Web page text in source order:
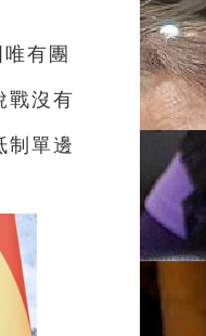
有團
戰沒有
制單邊